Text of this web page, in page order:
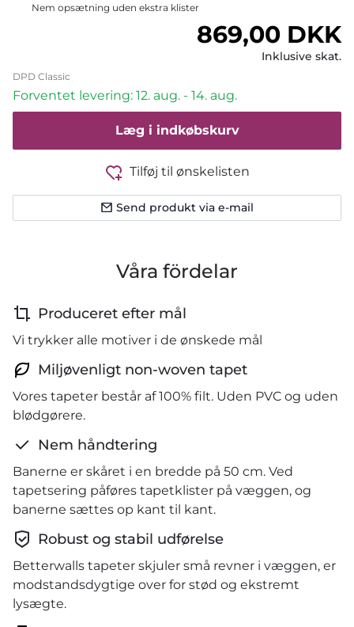
Nem opsætning uden ekstra klister
Normalpris
869,00 DKK
Inklusive skat.
DPD Classic
Forventet levering: 12. aug. - 14. aug.
Læg i indkøbskurv
Tilføj til ønskelisten
Send produkt via e-mail
Våra fördelar
Produceret efter mål
Vi trykker alle motiver i de ønskede mål
Miljøvenligt non-woven tapet
Vores tapeter består af 100% filt. Uden PVC og uden
blødgørere.
Nem håndtering
Banerne er skåret i en bredde på 50 cm. Ved
tapetsering påføres tapetklister på væggen, og
banerne sættes op kant til kant.
Robust og stabil udførelse
Betterwalls tapeter skjuler små revner i væggen, er
modstandsdygtige over for stød og ekstremt
lysægte.